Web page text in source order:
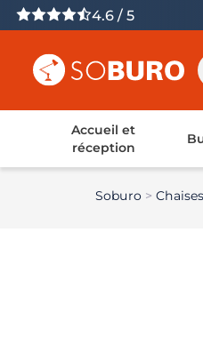
4.6 / 5
Accueil et
réception
Soburo